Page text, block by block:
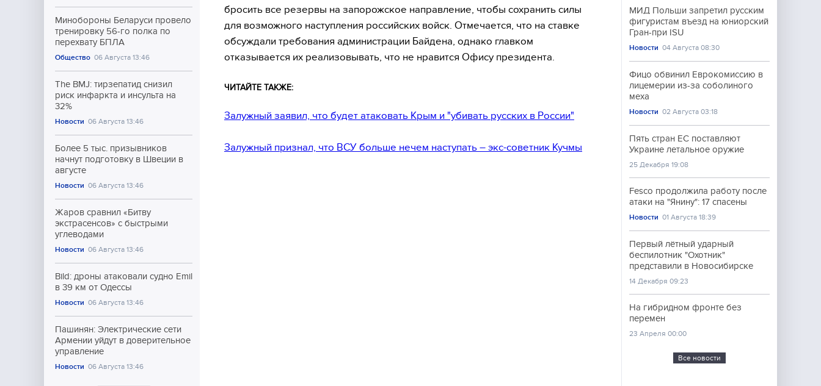
Минобороны Беларуси провело
тренировку 56-го полка по
перехвату БПЛА
Общество 06 Августа 13:46
The BMJ: тирзепатид снизил
риск инфаркта и инсульта на
32%
Новости 06 Августа 13:46
Более 5 тыс. призывников
начнут подготовку в Швеции в
августе
Новости 06 Августа 13:46
Жаров сравнил «Битву
экстрасенсов» с быстрыми
углеводами
Новости 06 Августа 13:46
Bild: дроны атаковали судно Emil
в 39 км от Одессы
Новости 06 Августа 13:46
Пашинян: Электрические сети
Армении уйдут в доверительное
управление
Новости 06 Августа 13:46
бросить все резервы на запорожское направление, чтобы сохранить силы
для возможного наступления российских войск. Отмечается, что на ставке
обсуждали требования администрации Байдена, однако главком
отказывается их реализовывать, что не нравится Офису президента.
ЧИТАЙТЕ ТАКЖЕ:
Залужный заявил, что будет атаковать Крым и "убивать русских в России"
Залужный признал, что ВСУ больше нечем наступать – экс-советник Кучмы
МИД Польши запретил русским
фигуристам въезд на юниорский
Гран-при ISU
Новости 04 Августа 08:30
Фицо обвинил Еврокомиссию в
лицемерии из-за соболиного
меха
Новости 02 Августа 03:18
Пять стран ЕС поставляют
Украине летальное оружие
25 Декабря 19:08
Fesco продолжила работу после
атаки на "Янину": 17 спасены
Новости 01 Августа 18:39
Первый лётный ударный
беспилотник "Охотник"
представили в Новосибирске
14 Декабря 09:23
На гибридном фронте без
перемен
23 Апреля 00:00
Все новости